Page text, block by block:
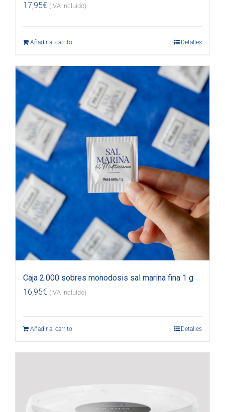
17,95€ (IVA incluido)
Añadir al carrito Detalles
Caja 2.000 sobres monodosis sal marina fina 1 g
16,95€ (IVA incluido)
Añadir al carrito Detalles